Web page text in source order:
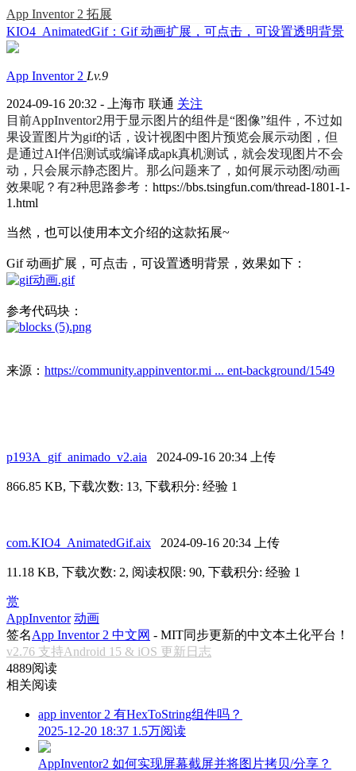
App Inventor 2 拓展
KIO4_AnimatedGif：Gif 动画扩展，可点击，可设置透明背景
App Inventor 2 Lv.9
2024-09-16 20:32 - 上海市 联通 关注
目前AppInventor2用于显示图片的组件是“图像”组件，不过如
果设置图片为gif的话，设计视图中图片预览会展示动图，但
是通过AI伴侣测试或编译成apk真机测试，就会发现图片不会
动，只会展示静态图片。那么问题来了，如何展示动图/动画
效果呢？有2种思路参考： https://bbs.tsingfun.com/thread-1801-1-
1.html
当然，也可以使用本文介绍的这款拓展~
Gif 动画扩展，可点击，可设置透明背景，效果如下：
参考代码块：
来源： https://community.appinventor.mi ... ent-background/1549
p193A_gif_animado_v2.aia 2024-09-16 20:34 上传
866.85 KB, 下载次数: 13, 下载积分: 经验 1
com.KIO4_AnimatedGif.aix 2024-09-16 20:34 上传
11.18 KB, 下载次数: 2, 阅读权限: 90, 下载积分: 经验 1
赏
AppInventor 动画
签名App Inventor 2 中文网 - MIT同步更新的中文本土化平台！
v2.76 支持Android 15 & iOS 更新日志
4889阅读
相关阅读
app inventor 2 有HexToString组件吗？
2025-12-20 18:37 1.5万阅读
AppInventor2 如何实现屏幕截屏并将图片拷贝/分享？